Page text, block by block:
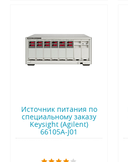
Источник питания по
специальному заказу
Keysight (Agilent)
66105A-J01